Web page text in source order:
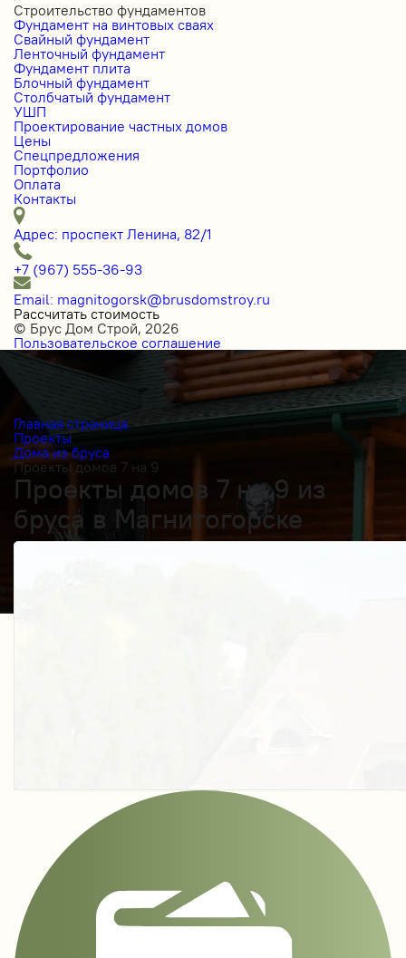
Строительство фундаментов
Фундамент на винтовых сваях
Свайный фундамент
Ленточный фундамент
Фундамент плита
Блочный фундамент
Столбчатый фундамент
УШП
Проектирование частных домов
Цены
Спецпредложения
Портфолио
Оплата
Контакты
Адрес: проспект Ленина, 82/1
+7 (967) 555-36-93
Email: magnitogorsk@brusdomstroy.ru
Рассчитать стоимость
© Брус Дом Строй, 2026
Пользовательское соглашение
Главная страница
Проекты
Дома из бруса
Проекты домов 7 на 9
Проекты домов 7 на 9 из
бруса в Магнитогорске
Получить косультацию